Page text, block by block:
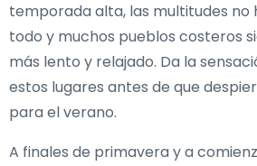
temporada alta, las multitudes no
todo y muchos pueblos costeros
más lento y relajado. Da la
estos lugares antes de que
para el verano.
A finales de primavera y a